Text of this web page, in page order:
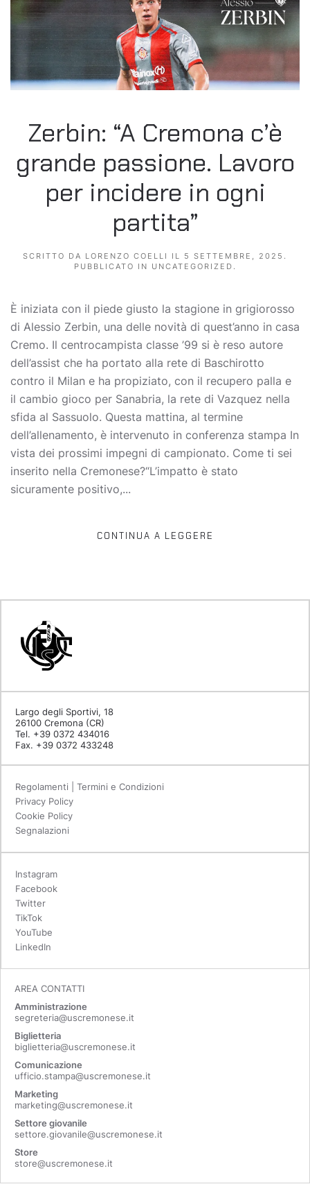
Zerbin: “A Cremona c’è
grande passione. Lavoro
per incidere in ogni
partita”
SCRITTO DA LORENZO COELLI IL 5 SETTEMBRE, 2025 .
PUBBLICATO IN UNCATEGORIZED .
È iniziata con il piede giusto la stagione in grigiorosso
di Alessio Zerbin, una delle novità di quest’anno in casa
Cremo. Il centrocampista classe ’99 si è reso autore
dell’assist che ha portato alla rete di Baschirotto
contro il Milan e ha propiziato, con il recupero palla e
il cambio gioco per Sanabria, la rete di Vazquez nella
sfida al Sassuolo. Questa mattina, al termine
dell’allenamento, è intervenuto in conferenza stampa In
vista dei prossimi impegni di campionato. Come ti sei
inserito nella Cremonese?“L’impatto è stato
sicuramente positivo,...
CONTINUA A LEGGERE
Largo degli Sportivi, 18
26100 Cremona (CR)
Tel. +39 0372 434016
Fax. +39 0372 433248
Regolamenti | Termini e Condizioni
Privacy Policy
Cookie Policy
Segnalazioni
Instagram
Facebook
Twitter
TikTok
YouTube
LinkedIn
AREA CONTATTI
Amministrazione
segreteria@uscremonese.it
Biglietteria
biglietteria@uscremonese.it
Comunicazione
ufficio.stampa@uscremonese.it
Marketing
marketing@uscremonese.it
Settore giovanile
settore.giovanile@uscremonese.it
Store
store@uscremonese.it